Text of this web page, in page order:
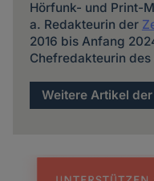
Hörfunk- und Print-
a. Redakteurin der
2016 bis Anfang
Chefredakteurin des
Weitere Artikel